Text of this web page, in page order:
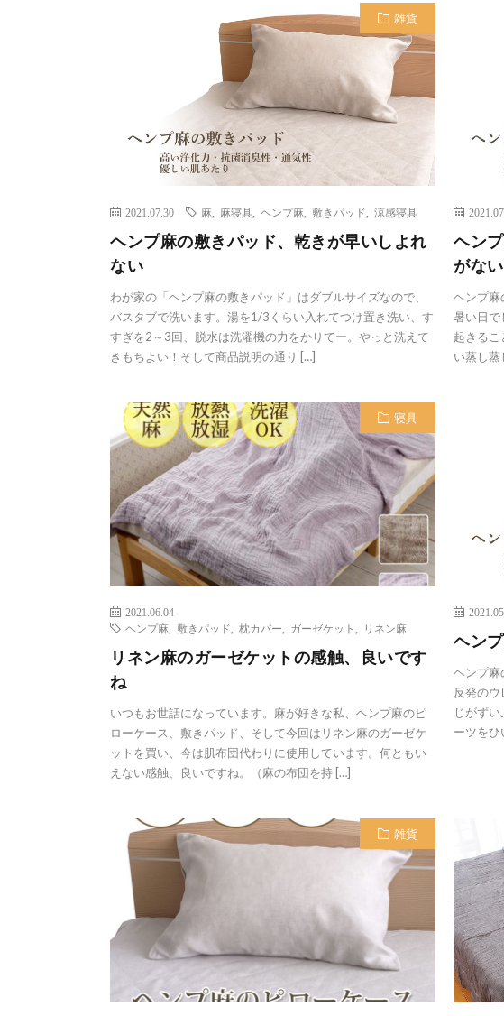
雑貨
2021.07.30 麻 麻寝具 ヘンプ麻 敷きパッド 涼感寝具
ヘンプ麻の敷きパッド、乾きが早いしよれ
ない
わが家の「ヘンプ麻の敷きパッド」はダブルサイズなので、
バスタブで洗います。湯を1/3くらい入れてつけ置き洗い、す
すぎを2～3回、脱水は洗濯機の力をかりてー。やっと洗えて
きもちよい！そして商品説明の通り […]
ヘン
がない
ヘンプ麻
暑い日で
起きるこ
い蒸し
寝具
2021.06.04
ヘンプ麻
敷きパッド 枕カバー ガーゼケット リネン麻
リネン麻のガーゼケットの感触、良いです
ね
いつもお世話になっています。麻が好きな私、ヘンプ麻のピ
ローケース、敷きパッド、そして今回はリネン麻のガーゼケ
ットを買い、今は肌布団代わりに使用しています。何ともい
えない感触、良いですね。（麻の布団を持 […]
ヘン
ヘンプ麻
反発の
じがず
ーツをひ
雑貨